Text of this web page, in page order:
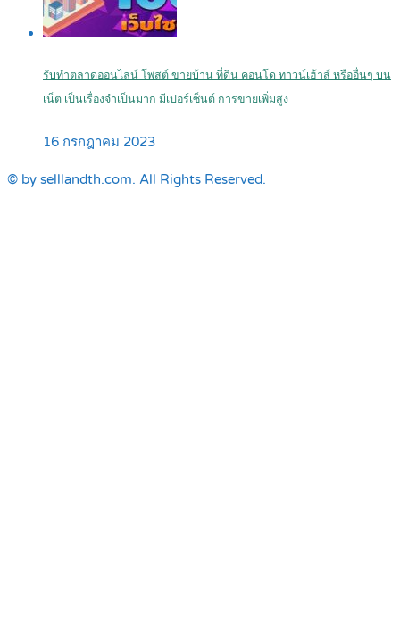
รับทำตลาดออนไลน์ โพสต์ ขายบ้าน ที่ดิน คอนโด ทาวน์เฮ้าส์ หรืออื่นๆ บน
เน็ต เป็นเรื่องจำเป็นมาก มีเปอร์เซ็นต์ การขายเพิ่มสูง
16 กรกฎาคม 2023
© by selllandth.com. All Rights Reserved.